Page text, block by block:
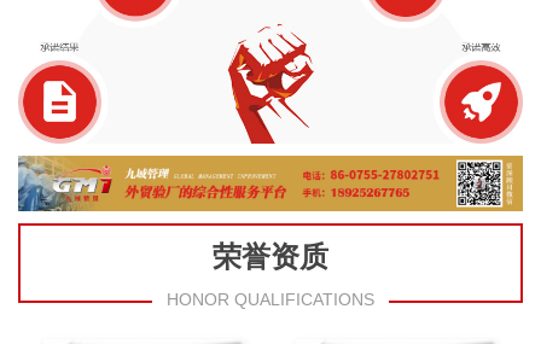
荣誉资质
HONOR QUALIFICATIONS